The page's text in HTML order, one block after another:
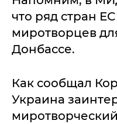
что ряд стран
миротворцев
Донбассе.
Как сообщал
Украина